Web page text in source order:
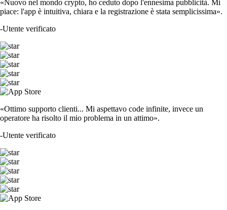
«Nuovo nel mondo crypto, ho ceduto dopo l'ennesima pubblicità. Mi
piace: l'app è intuitiva, chiara e la registrazione è stata semplicissima».
-Utente verificato
«Ottimo supporto clienti... Mi aspettavo code infinite, invece un
operatore ha risolto il mio problema in un attimo».
-Utente verificato